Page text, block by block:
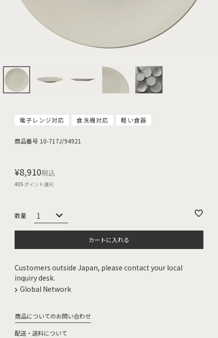
電子レンジ対応 食洗機対応 軽い食器
商品番号 10-717J/94921
¥8,910税込
405ポイント還元
カートに入れる
Customers outside Japan, please contact your local
inquiry desk.
Global Network
商品についてのお問い合わせ
配送・送料について